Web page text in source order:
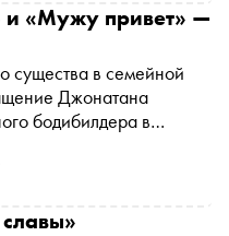
фильмах, в которых
обнаруживают
«Мужу привет» —
существа в семейной
Джонатана
бодибилдера в
не вовремя —